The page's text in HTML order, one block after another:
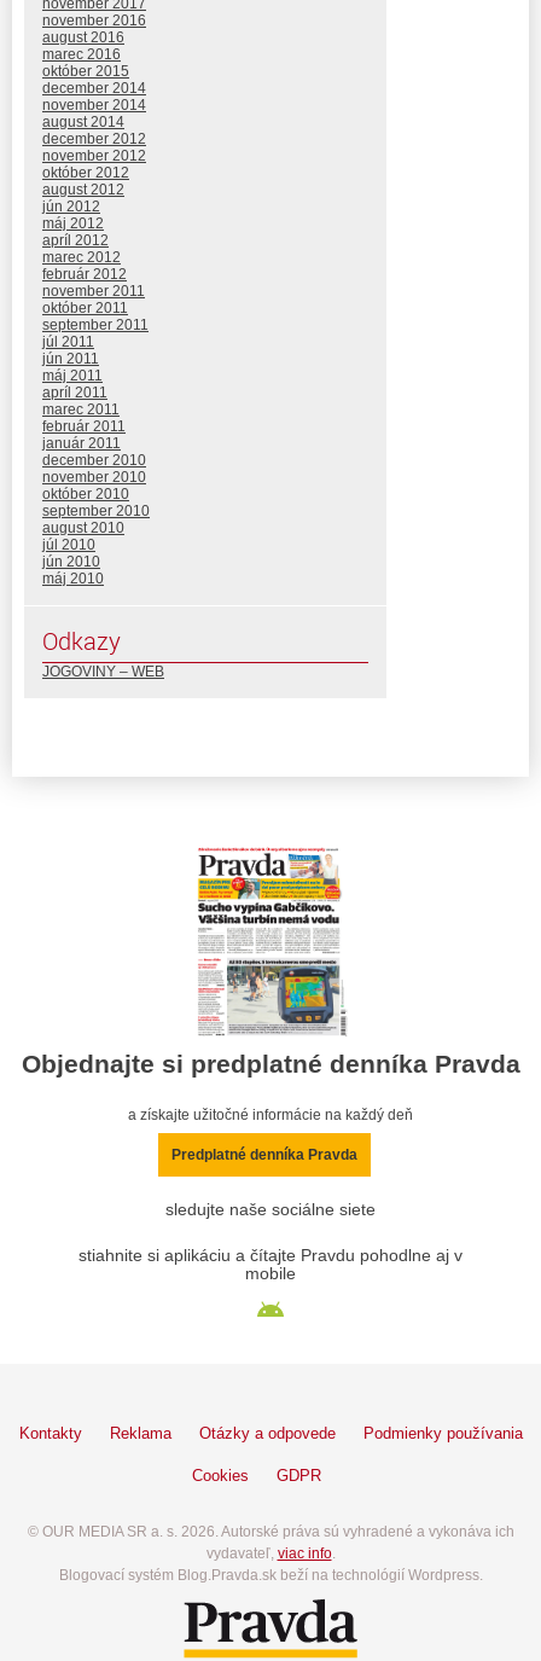
november 2016
august 2016
marec 2016
október 2015
december 2014
november 2014
august 2014
december 2012
november 2012
október 2012
august 2012
jún 2012
máj 2012
apríl 2012
marec 2012
február 2012
november 2011
október 2011
september 2011
júl 2011
jún 2011
máj 2011
apríl 2011
marec 2011
február 2011
január 2011
december 2010
november 2010
október 2010
september 2010
august 2010
júl 2010
jún 2010
máj 2010
Odkazy
JOGOVINY – WEB
Objednajte si predplatné denníka Pravda
a získajte užitočné informácie na každý deň
Predplatné denníka Pravda
sledujte naše sociálne siete
stiahnite si aplikáciu a čítajte Pravdu pohodlne aj v
mobile
Kontakty Reklama Otázky a odpovede Podmienky používania
Cookies GDPR
© OUR MEDIA SR a. s. 2026. Autorské práva sú vyhradené a vykonáva ich
vydavateľ, viac info.
Blogovací systém Blog.Pravda.sk beží na technológií Wordpress.